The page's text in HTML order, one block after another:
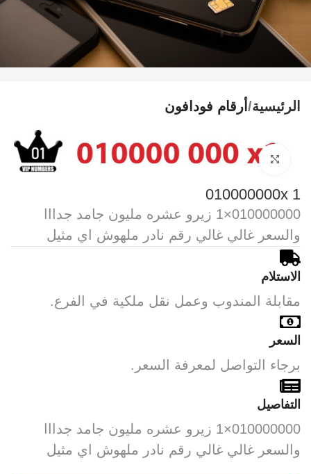
الرئيسية أرقام فودافون
Click to enlarge
010000000x 1
010000000×1 زيرو عشره مليون جامد جدااا
والسعر غالي غالي رقم نادر ملهوش اي مثيل
الاستلام
مقابلة المندوب وعمل نقل ملكية في الفرع.
السعر
برجاء التواصل لمعرفة السعر.
التفاصيل
010000000×1 زيرو عشره مليون جامد جدااا
والسعر غالي غالي رقم نادر ملهوش اي مثيل